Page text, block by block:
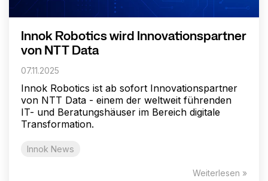
Innok Robotics wird Innovationspartner
von NTT Data
07.11.2025
Innok Robotics ist ab sofort Innovationspartner
von NTT Data - einem der weltweit führenden
IT- und Beratungshäuser im Bereich digitale
Transformation.
Innok News
Weiterlesen »